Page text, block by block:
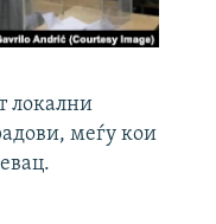
локални
меѓу кои